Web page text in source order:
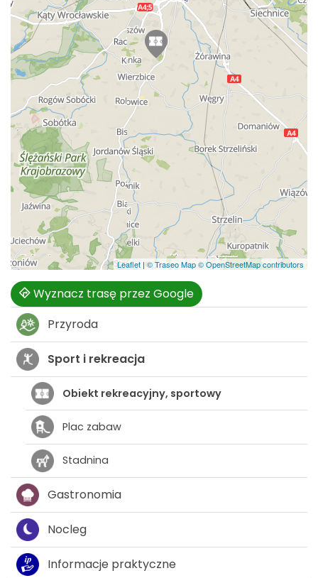
Leaflet | © Traseo Map© OpenStreetMap contributors
Wyznacz trasę przez Google
Przyroda
Sport i rekreacja
Obiekt rekreacyjny, sportowy
Plac zabaw
Stadnina
Gastronomia
Nocleg
Informacje praktyczne